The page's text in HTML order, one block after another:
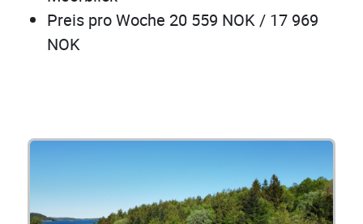
Preis pro Woche 20 559 NOK / 17 969
NOK